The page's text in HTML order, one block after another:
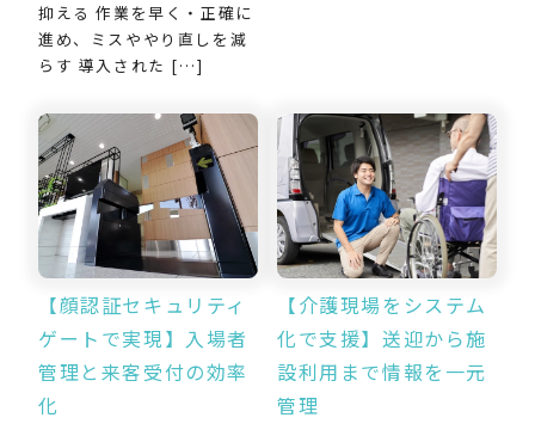
抑える 作業を早く・正確に
進め、ミスややり直しを減
らす 導入された […]
【顔認証セキュリティ
ゲートで実現】入場者
管理と来客受付の効率
化
【介護現場をシステム
化で支援】送迎から施
設利用まで情報を一元
管理